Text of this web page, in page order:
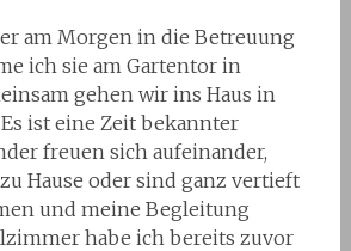
am Morgen in die Betreuung
ich sie am Gartentor in
gehen wir ins Haus in
ist eine Zeit bekannter
freuen sich aufeinander,
Hause oder sind ganz vertieft
und meine Begleitung
habe ich bereits zuvor